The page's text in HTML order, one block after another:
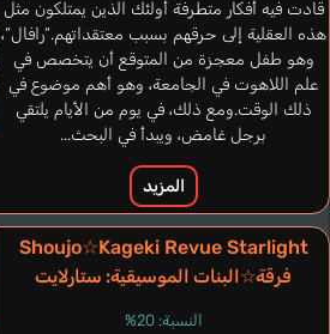
قادت فيه أفكار متطرفة أولئك الذين يمتلكون مثل
هذه العقلية إلى حرقهم بسبب معتقداتهم.“رافال“،
وهو طفل معجزة من المتوقع أن يتخصص في
علم اللاهوت في الجامعة، وهو أهم موضوع في
ذلك الوقت.ومع ذلك، في يوم من الأيام يلتقي
برجل غامض، ويبدأ في البحث...
المزيد
Shoujo☆Kageki Revue Starlight
فرقة☆البنات الموسيقية: ستارلايت
النسبة: 20%